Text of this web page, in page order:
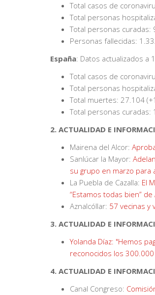
Total casos de
Total personas
Total personas curadas:
Personas fallecidas:
España: Datos actualizados a
Total casos de
Total personas
Total muertes: 27.104
Total personas curadas:
2. ACTUALIDAD E
Mairena del Alcor:
Sanlúcar la Mayor:
su grupo en marzo para
La Puebla de Cazalla: El
“Estamos todas bien” de
Aznalcóllar: 57 vecinas y
3. ACTUALIDAD E
Yolanda Díaz: "Hemos
reconocidos los
4. ACTUALIDAD E
Canal Congreso: